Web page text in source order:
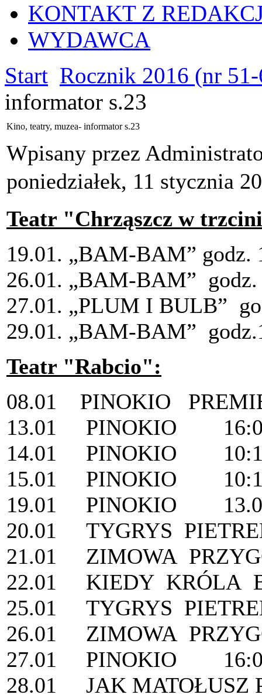
KONTAKT Z
WYDAWCA
Start Rocznik 2016 (nr
informator s.23
Kino, teatry, muzea- informator s.23
Wpisany przez
poniedziałek, 11 stycznia
Teatr "Chrząszcz w
19.01. „BAM-BAM”
26.01. „BAM-BAM”
27.01. „PLUM I BULB”
29.01. „BAM-BAM”
Teatr "Rabcio":
08.01 PINOKIO
13.01 PINOKIO
14.01 PINOKIO
15.01 PINOKIO
19.01 PINOKIO
20.01 TYGRYS
21.01 ZIMOWA
22.01 KIEDY KRÓLA
25.01 TYGRYS
26.01 ZIMOWA
27.01 PINOKIO
28.01 JAK MATOŁUSZ